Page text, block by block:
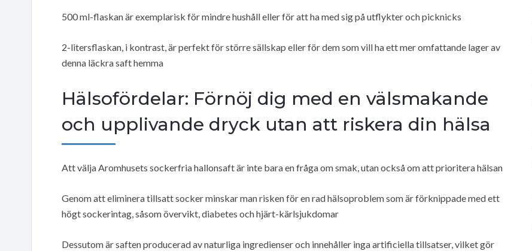
500 ml-flaskan är exemplarisk för mindre hushåll eller för att ha med sig på utflykter och picknicks
2-litersflaskan, i kontrast, är perfekt för större sällskap eller för dem som vill ha ett mer omfattande lager av
denna läckra saft hemma
Hälsofördelar: Förnöj dig med en välsmakande
och upplivande dryck utan att riskera din hälsa
Att välja Aromhusets sockerfria hallonsaft är inte bara en fråga om smak, utan också om att prioritera hälsan
Genom att eliminera tillsatt socker minskar man risken för en rad hälsoproblem som är förknippade med ett
högt sockerintag, såsom övervikt, diabetes och hjärt-kärlsjukdomar
Dessutom är saften producerad av naturliga ingredienser och innehåller inga artificiella tillsatser, vilket gör